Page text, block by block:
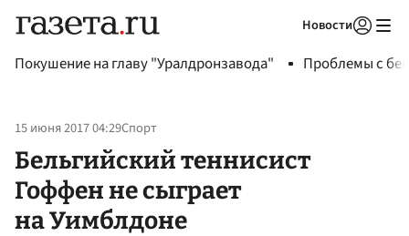
Новости
Покушение на главу "Уралдронзавода" Проблемы с
15 июня 2017 04:29Спорт
Бельгийский теннисист
Гоффен не сыграет
на Уимблдоне